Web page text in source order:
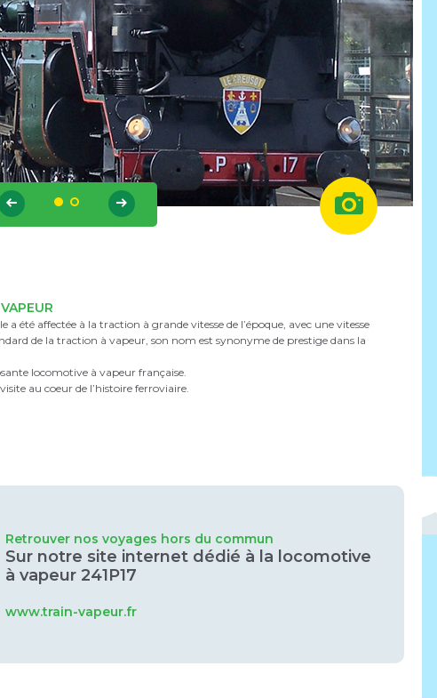
a été affectée à la traction à grande vitesse de l’époque, avec une vitesse
de la traction à vapeur, son nom est synonyme de prestige dans la
locomotive à vapeur française.
au coeur de l’histoire ferroviaire.
Retrouver nos voyages hors du commun
Sur notre site internet dédié à la locomotive
à vapeur 241P17
www.train-vapeur.fr
Rue des Pyrénées,
71200 Le Creusot